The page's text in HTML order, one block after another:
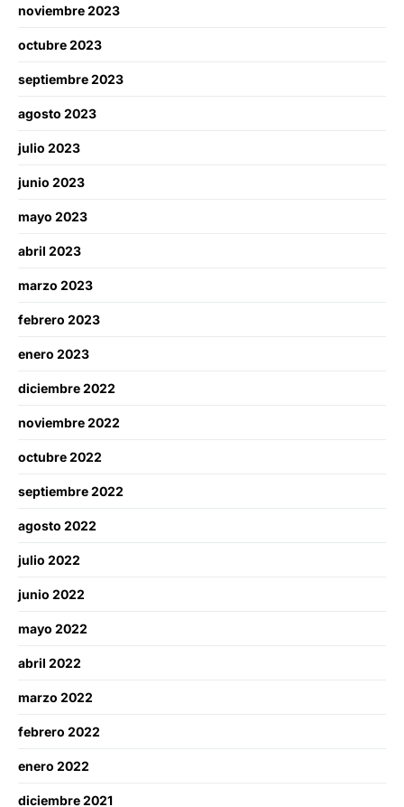
noviembre 2023
octubre 2023
septiembre 2023
agosto 2023
julio 2023
junio 2023
mayo 2023
abril 2023
marzo 2023
febrero 2023
enero 2023
diciembre 2022
noviembre 2022
octubre 2022
septiembre 2022
agosto 2022
julio 2022
junio 2022
mayo 2022
abril 2022
marzo 2022
febrero 2022
enero 2022
diciembre 2021